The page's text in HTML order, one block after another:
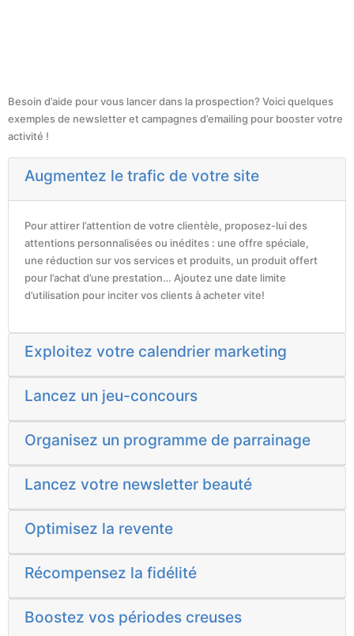
Besoin d’aide pour vous lancer dans la prospection? Voici quelques
exemples de newsletter et campagnes d’emailing pour booster votre
activité !
Augmentez le trafic de votre site
Pour attirer l’attention de votre clientèle, proposez-lui des
attentions personnalisées ou inédites : une offre spéciale,
une réduction sur vos services et produits, un produit offert
pour l’achat d’une prestation… Ajoutez une date limite
d’utilisation pour inciter vos clients à acheter vite!
Exploitez votre calendrier marketing
Lancez un jeu-concours
Organisez un programme de parrainage
Lancez votre newsletter beauté
Optimisez la revente
Récompensez la fidélité
Boostez vos périodes creuses